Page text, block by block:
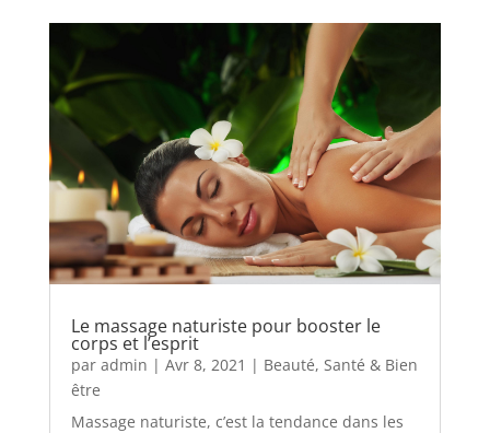
Le massage naturiste pour booster le
corps et l’esprit
par admin | Avr 8, 2021 | Beauté, Santé & Bien
être
Massage naturiste, c’est la tendance dans les